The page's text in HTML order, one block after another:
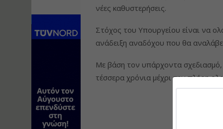
νέες καθυστερήσεις.
Στόχος του Υπουργείου είναι να
ανάδειξη αναδόχου που θα
Με βάση τον υπάρχοντα σχεδιασμό,
τέσσερα χρόνια μέχρι την πλήρη